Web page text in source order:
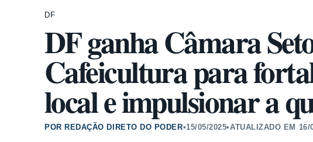
DF
DF ganha Câmara
Cafeicultura para
local e impulsionar a
POR REDAÇÃO DIRETO DO PODER•15/05/2025•ATUALIZADO EM 16/